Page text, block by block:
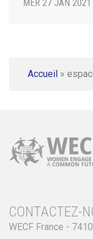
MER 27 JAN 2021
Accueil »
CONTACTEZ-
WECF France -